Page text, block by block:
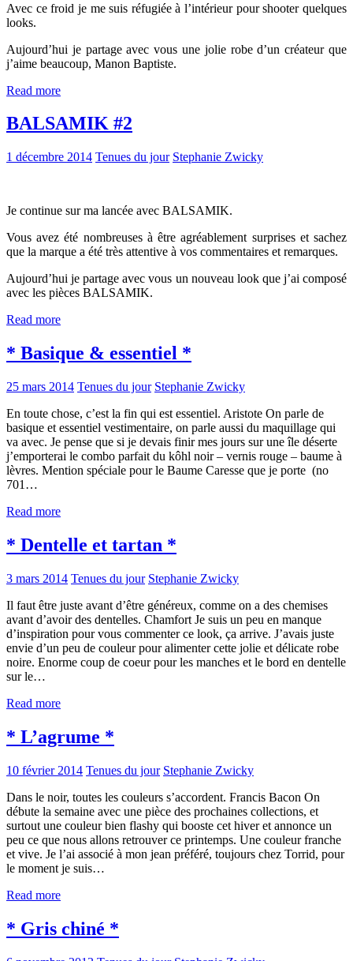
Avec ce froid je me suis réfugiée à l’intérieur pour shooter quelques
looks.
Aujourd’hui je partage avec vous une jolie robe d’un créateur que
j’aime beaucoup, Manon Baptiste.
Read more
BALSAMIK #2
1 décembre 2014 Tenues du jour Stephanie Zwicky
Je continue sur ma lancée avec BALSAMIK.
Vous avez été nombreuses à être agréablement surprises et sachez
que la marque a été très attentive à vos commentaires et remarques.
Aujourd’hui je partage avec vous un nouveau look que j’ai composé
avec les pièces BALSAMIK.
Read more
* Basique & essentiel *
25 mars 2014 Tenues du jour Stephanie Zwicky
En toute chose, c’est la fin qui est essentiel. Aristote On parle de
basique et essentiel vestimentaire, on parle aussi du maquillage qui
va avec. Je pense que si je devais finir mes jours sur une île déserte
j’emporterai le combo parfait du kôhl noir – vernis rouge – baume à
lèvres. Mention spéciale pour le Baume Caresse que je porte (no
701…
Read more
* Dentelle et tartan *
3 mars 2014 Tenues du jour Stephanie Zwicky
Il faut être juste avant d’être généreux, comme on a des chemises
avant d’avoir des dentelles. Chamfort Je suis un peu en manque
d’inspiration pour vous commenter ce look, ça arrive. J’avais juste
envie d’un peu de couleur pour alimenter cette jolie et délicate robe
noire. Enorme coup de coeur pour les manches et le bord en dentelle
sur le…
Read more
* L’agrume *
10 février 2014 Tenues du jour Stephanie Zwicky
Dans le noir, toutes les couleurs s’accordent. Francis Bacon On
débute la semaine avec une pièce des prochaines collections, et
surtout une couleur bien flashy qui booste cet hiver et annonce un
peu ce que nous allons retrouver ce printemps. Une couleur franche
et vive. Je l’ai associé à mon jean préféré, toujours chez Torrid, pour
le moment je suis…
Read more
* Gris chiné *